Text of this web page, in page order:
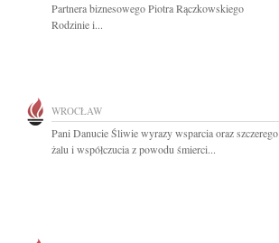
Partnera biznesowego Piotra Rączkowskiego
Rodzinie i...
WROCŁAW
Pani Danucie Śliwie wyrazy wsparcia oraz szczerego
żalu i współczucia z powodu śmierci...